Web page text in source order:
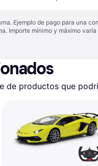
Ejemplo de pago para una
Importe mínimo y máximo
de productos que